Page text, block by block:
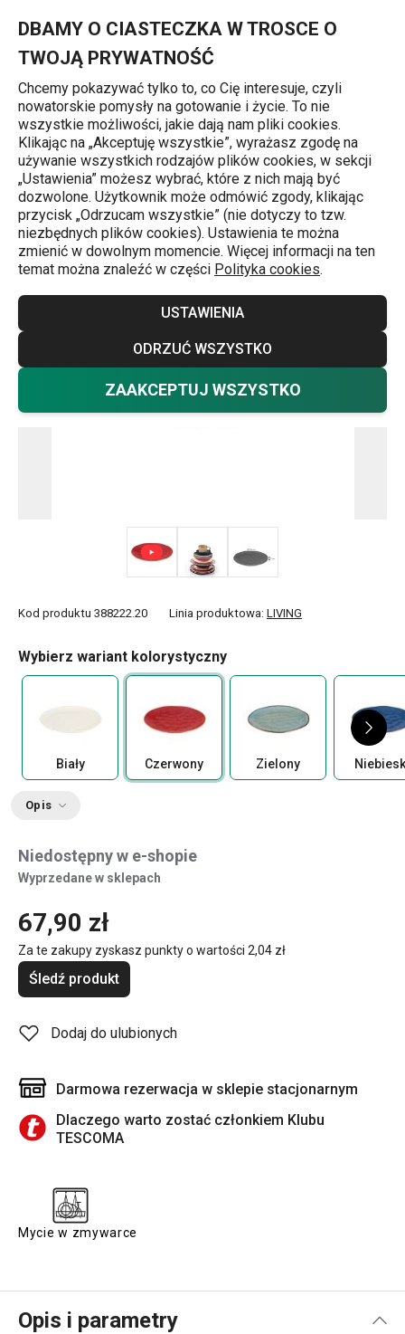
DBAMY O CIASTECZKA W TROSCE O
TWOJĄ PRYWATNOŚĆ
Chcemy pokazywać tylko to, co Cię interesuje, czyli
nowatorskie pomysły na gotowanie i życie. To nie
wszystkie możliwości, jakie dają nam pliki cookies.
Klikając na „Akceptuję wszystkie”, wyrażasz zgodę na
używanie wszystkich rodzajów plików cookies, w sekcji
„Ustawienia” możesz wybrać, które z nich mają być
dozwolone. Użytkownik może odmówić zgody, klikając
przycisk „Odrzucam wszystkie” (nie dotyczy to tzw.
niezbędnych plików cookies). Ustawienia te można
zmienić w dowolnym momencie. Więcej informacji na ten
temat można znaleźć w części Polityka cookies.
USTAWIENIA
ODRZUĆ WSZYSTKO
ZAAKCEPTUJ WSZYSTKO
Talerze płytkie
Talerz płytki LIVING ø 26 cm,
czerwony
Kod produktu 388222.20 Linia produktowa: LIVING
Wybierz wariant kolorystyczny
Biały Czerwony Zielony
Opis
Niedostępny w e-shopie
Wyprzedane w sklepach
67,90 zł
Za te zakupy zyskasz punkty o wartości 2,04 zł
Śledź produkt
Dodaj do ulubionych
Darmowa rezerwacja w sklepie stacjonarnym
Dlaczego warto zostać członkiem Klubu
TESCOMA
Mycie w zmywarce
Opis i parametry